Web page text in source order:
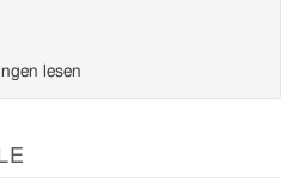
lesen